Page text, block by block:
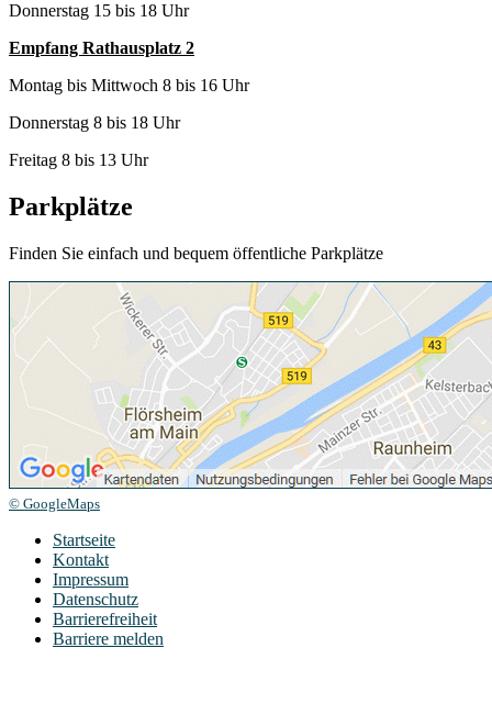
Donnerstag 15 bis 18 Uhr
Empfang Rathausplatz 2
Montag bis Mittwoch 8 bis 16 Uhr
Donnerstag 8 bis 18 Uhr
Freitag 8 bis 13 Uhr
Parkplätze
Finden Sie einfach und bequem öffentliche Parkplätze
© GoogleMaps
Startseite
Kontakt
Impressum
Datenschutz
Barrierefreiheit
Barriere melden